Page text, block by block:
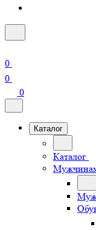
0
0
0
Каталог
Каталог